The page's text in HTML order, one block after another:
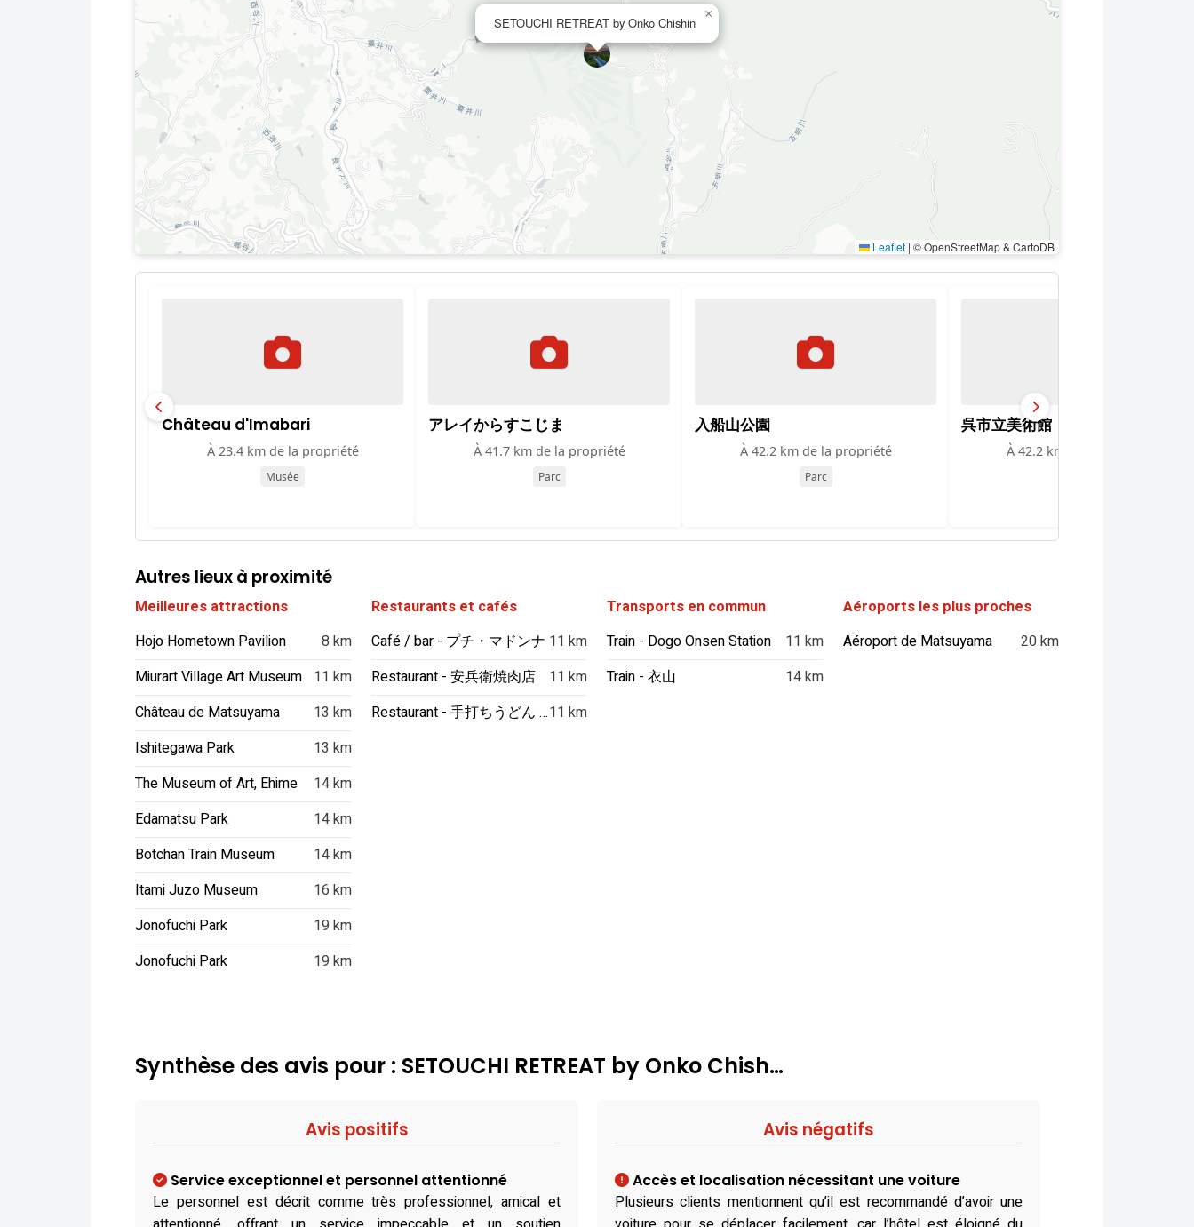
SETOUCHI RETREAT by Onko Chishin
×
Leaflet | © OpenStreetMap & CartoDB
Château d'Imabari
À 23.4 km de la propriété
Musée
アレイからすこじま
À 41.7 km de la propriété
Parc
入船山公園
À 42.2 km de la propriété
Parc
呉市立美術館
À 42.2 km de la propriété
Autres lieux à proximité
Meilleures attractions
Hojo Hometown Pavilion
8 km
Miurart Village Art Museum 11 km
Château de Matsuyama
13 km
Ishitegawa Park
13 km
The Museum of Art, Ehime
14 km
Edamatsu Park
14 km
Botchan Train Museum
14 km
Itami Juzo Museum
16 km
Jonofuchi Park
19 km
Jonofuchi Park
19 km
Restaurants et cafés
Café / bar - プチ・マドンナ 11 km
Restaurant - 安兵衛焼肉店
11 km
Restaurant - 手打ちうどん かまはち11 km
Transports en commun
Train - Dogo Onsen Station
11 km
Train - 衣山
14 km
Aéroports les plus proches
Aéroport de Matsuyama
20 km
Synthèse des avis pour : SETOUCHI RETREAT by Onko Chish…
Avis positifs
Service exceptionnel et personnel attentionné
Le personnel est décrit comme très professionnel, amical et
Avis négatifs
Accès et localisation nécessitant une voiture
Plusieurs clients mentionnent qu’il est recommandé d’avoir une